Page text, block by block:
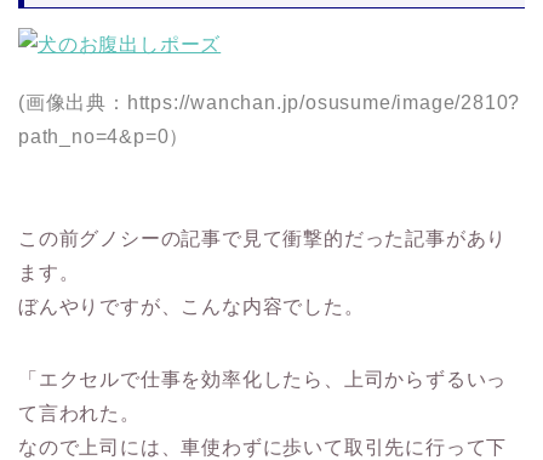
(画像出典：https://wanchan.jp/osusume/image/2810?
path_no=4&p=0）
この前グノシーの記事で見て衝撃的だった記事があり
ます。
ぼんやりですが、こんな内容でした。
「エクセルで仕事を効率化したら、上司からずるいっ
て言われた。
なので上司には、車使わずに歩いて取引先に行って下